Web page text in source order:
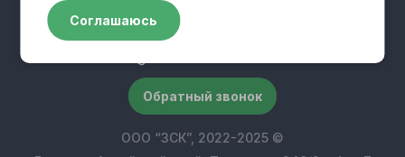
Обратный звонок
ООО “ЗСК”, 2022-2025 ©
Соглашаюсь